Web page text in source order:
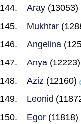
Aray (13053)
Mukhtar
Angelina
Anya (12223)
Aziz (12160)
Leonid
Egor (11818)